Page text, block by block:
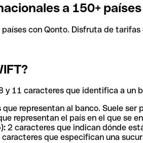
a 150+
con Qonto. Disfruta de
y 11 caracteres que identifica a un
que representan al banco. Suele ser
representan el país en el que se
2 caracteres que indican dónde
caracteres que especifican una